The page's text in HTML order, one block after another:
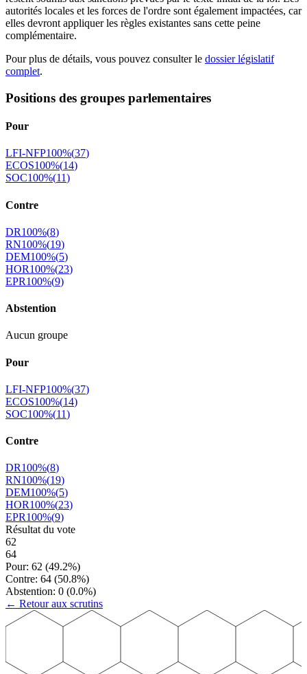
autorités locales et les forces de l'ordre sont également impactées, car
elles devront appliquer les règles existantes sans cette peine
complémentaire.
Pour plus de détails, vous pouvez consulter le dossier législatif
complet.
Positions des groupes parlementaires
Pour
LFI-NFP100%(37)
ECOS100%(14)
SOC100%(11)
Contre
DR100%(8)
RN100%(19)
DEM100%(5)
HOR100%(23)
EPR100%(9)
Abstention
Aucun groupe
Pour
LFI-NFP100%(37)
ECOS100%(14)
SOC100%(11)
Contre
DR100%(8)
RN100%(19)
DEM100%(5)
HOR100%(23)
EPR100%(9)
Résultat du vote
62
64
Pour: 62 (49.2%)
Contre: 64 (50.8%)
Abstention: 0 (0.0%)
← Retour aux scrutins